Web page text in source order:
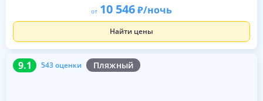
от 10 546 /ночь
Найти цены
9.1 543 оценки Пляжный
9.1 543 оценки